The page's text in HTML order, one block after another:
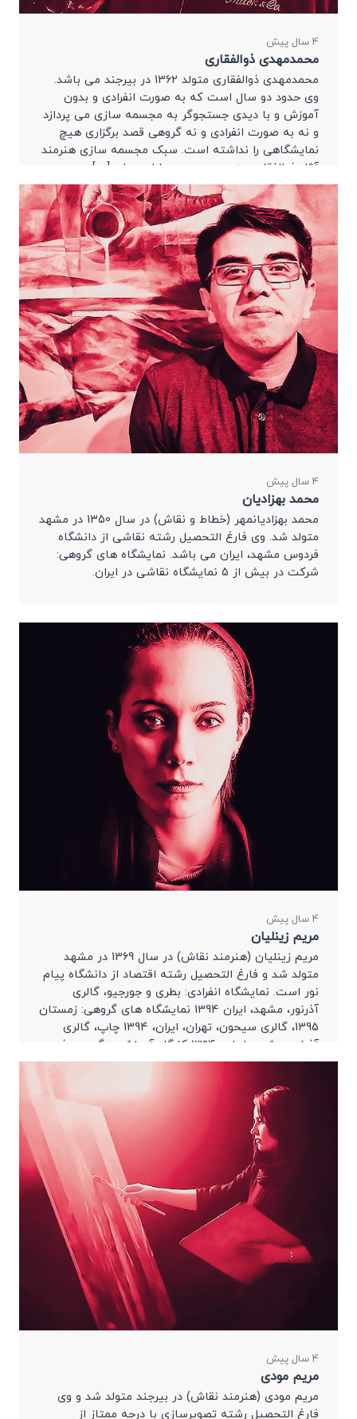
4 سال پیش
محمدمهدی ذوالفقاری
محمدمهدی ذوالفقاری متولد 1362 در بیرجند می باشد.
وی حدود دو سال است که به صورت انفرادی و بدون
آموزش و با دیدی جستجوگر به مجسمه سازی می پردازد
و نه به صورت انفرادی و نه گروهی قصد برگزاری هیچ
نمایشگاهی را نداشته است. سبک مجسمه سازی هنرمند
آثار ذوالفقاری به صورت بدوی با ایده‌های […]
4 سال پیش
محمد بهزادیان
محمد بهزادیانمهر (خطاط و نقاش) در سال 1350 در مشهد
متولد شد. وی فارغ التحصیل رشته نقاشی از دانشگاه
فردوس مشهد، ایران می باشد. نمایشگاه های گروهی:
شرکت در بیش از 5 نمایشگاه نقاشی در ایران.
4 سال پیش
مریم زینلیان
مریم زینلیان (هنرمند نقاش) در سال 1369 در مشهد
متولد شد و فارغ التحصیل رشته اقتصاد از دانشگاه پیام
نور است. نمایشگاه انفرادی: بطری و جورجیو، گالری
آذرنور، مشهد، ایران 1394 نمایشگاه های گروهی: زمستان
1395، گالری سیحون، تهران، ایران، 1394 چاپ، گالری
آذرنور، مشهد، ایران، ۱۳۹۴ کارگاه آموزشی «گیج بر فرم
نقاشی»، نگارخانه دیگری، […]
4 سال پیش
مریم مودی
مریم مودی (هنرمند نقاش) در بیرجند متولد شد و وی
فارغ التحصیل رشته تصویرسازی با درجه ممتاز از